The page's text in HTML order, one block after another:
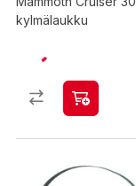
kylmälaukku